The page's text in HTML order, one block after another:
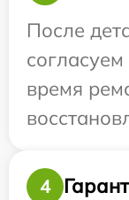
После
время
4